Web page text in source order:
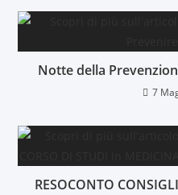
Notte della
7
RESOCONTO